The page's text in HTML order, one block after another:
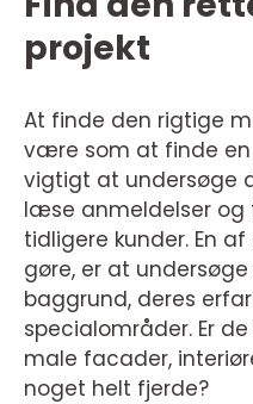
projekt
At finde den rigtige
være som at finde en
vigtigt at undersøge
læse anmeldelser og
tidligere kunder. En
gøre, er at
baggrund, deres
specialområder. Er
male facader,
noget helt fjerde?